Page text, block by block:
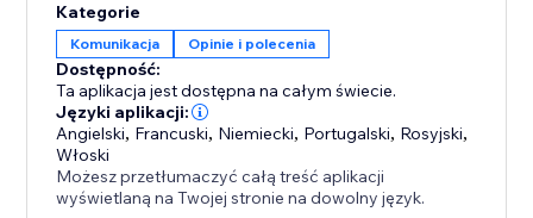
visitors with the Testimonials Grid+Slider app today.
Kategorie
Komunikacja Opinie i polecenia
Dostępność:
Ta aplikacja jest dostępna na całym świecie.
Języki aplikacji:
Angielski, Francuski, Niemiecki, Portugalski, Rosyjski,
Włoski
Możesz przetłumaczyć całą treść aplikacji
wyświetlaną na Twojej stronie na dowolny język.